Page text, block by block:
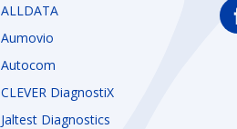
ALLDATA
Aumovio
Autocom
CLEVER DiagnostiX
Jaltest Diagnostics